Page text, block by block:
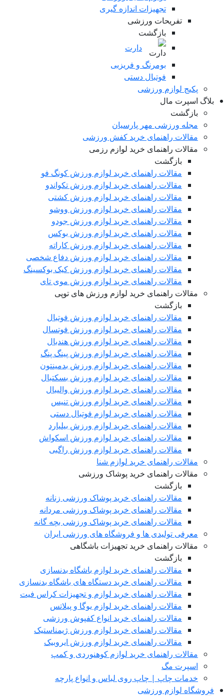
تجهیزات اندازه گیری
تفریحات ورزشی
بازگشت
دارت
بومرنگ و فریزبی
فوتبال دستی
پکیج لوازم ورزشی
اسپرت مال
بازگشت
مجله ورزشی مهر پارسیان
مقالات راهنمای خرید کفش ورزشی
مقالات راهنمای خرید لوازم رزمی
بازگشت
مقالات راهنمای خرید لوازم ورزش کونگ فو
مقالات راهنمای خرید لوازم ورزش تکواندو
مقالات راهنمای خرید لوازم ورزش کشتی
مقالات راهنمای خرید لوازم ورزش ووشو
مقالات راهنمای خرید لوازم ورزش جودو
مقالات راهنمای خرید لوازم ورزش بوکس
مقالات راهنمای خرید لوازم ورزش کاراته
مقالات راهنمای خرید لوازم ورزش دفاع شخصی
مقالات راهنمای خرید لوازم ورزش کیک بوکسینگ
مقالات راهنمای خرید لوازم ورزش موی تای
مقالات راهنمای خرید لوازم ورزش های توپی
بازگشت
مقالات راهنمای خرید لوازم ورزش فوتبال
مقالات راهنمای خرید لوازم ورزش فوتسال
مقالات راهنمای خرید لوازم ورزش هندبال
مقالات راهنمای خرید لوازم ورزش پینگ پنگ
مقالات راهنمای خرید لوازم ورزش بدمینتون
مقالات راهنمای خرید لوازم ورزش بسکتبال
مقالات راهنمای خرید لوازم ورزش والیبال
مقالات راهنمای خرید لوازم ورزش تنیس
مقالات راهنمای خرید لوازم فوتبال دستی
مقالات راهنمای خرید لوازم ورزش بیلیارد
مقالات راهنمای خرید لوازم ورزش اسکواش
مقالات راهنمای خرید لوازم ورزش راگبی
مقالات راهنمای خرید لوازم شنا
مقالات راهنمای خرید پوشاک ورزشی
بازگشت
مقالات راهنمای خرید پوشاک ورزشی زنانه
مقالات راهنمای خرید پوشاک ورزشی مردانه
مقالات راهنمای خرید پوشاک ورزشی بچه گانه
معرفی تولیدی ها و فروشگاه های ورزشی ایران
مقالات راهنمای خرید تجهیزات باشگاهی
بازگشت
مقالات راهنمای خرید لوازم باشگاه بدنسازی
مقالات راهنمای خرید دستگاه های باشگاه بدنسازی
مقالات راهنمای خرید لوازم و تجهیزات کراس فیت
مقالات راهنمای خرید لوازم یوگا و پیلاتس
مقالات راهنمای خرید انواع کفپوش ورزشی
مقالات راهنمای خرید لوازم ورزش ژیمناستیک
مقالات راهنمای خرید لوازم ورزش ایروبیک
مقالات راهنمای خرید لوازم کوهنوردی و کمپ
اسپرت مگ
خدمات چاپ | چاپ روی لباس و انواع پارچه
لوازم ورزشی